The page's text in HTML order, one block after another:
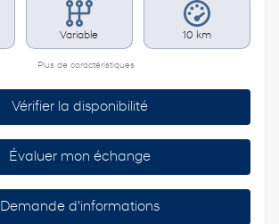
Variable 10 km
Plus de caractéristiques
Vérifier la disponibilité
Évaluer mon échange
Demande d'informations